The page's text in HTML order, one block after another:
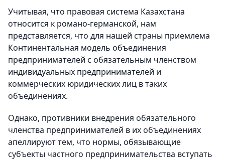
Учитывая, что правовая система Казахстана
относится к романо-германской, нам
представляется, что для нашей страны приемлема
Континентальная модель объединения
предпринимателей с обязательным членством
индивидуальных предпринимателей и
коммерческих юридических лиц в таких
объединениях.
Однако, противники внедрения обязательного
членства предпринимателей в их объединениях
апеллируют тем, что нормы, обязывающие
субъекты частного предпринимательства вступать